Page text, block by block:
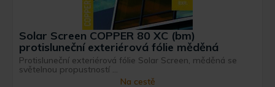
Solar Screen COPPER 80 XC (bm)
protisluneční exteriérová fólie měděná
Protisluneční exteriérová fólie Solar Screen, měděná se
světelnou propustností ...
Na cestě